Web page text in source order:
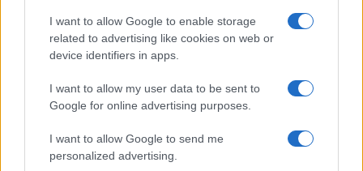
I want to allow Google to enable storage
related to advertising like cookies on web or
device identifiers in apps.
I want to allow my user data to be sent to
Google for online advertising purposes.
I want to allow Google to send me
personalized advertising.
Syndication
Globalist
Culture
Salute